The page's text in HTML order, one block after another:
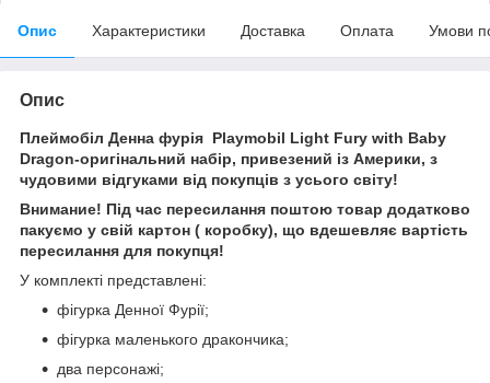
Опис Характеристики Доставка Оплата Умови
Опис
Плеймобіл Денна фурія Playmobil Light Fury with Baby
Dragon-оригінальний набір, привезений із Америки, з
чудовими відгуками від покупців з усього світу!
Внимание! Під час пересилання поштою товар додатково
пакуємо у свій картон ( коробку), що вдешевляє вартість
пересилання для покупця!
У комплекті представлені:
фігурка Денної Фурії;
фігурка маленького дракончика;
два персонажі;